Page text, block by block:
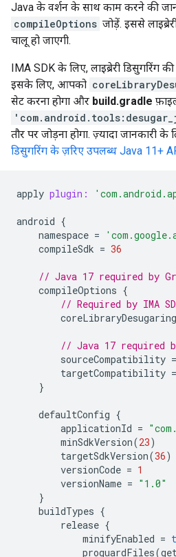
Java के वर्शन के साथ काम करने की
compileOptions जोड़ें. इससे
चालू हो जाएगी.
IMA SDK के लिए, लाइब्रेरी डिसुगरिंग की
इसके लिए, आपको
सेट करना होगा और build.gradle
तौर पर जोड़ना होगा. ज़्यादा जानकारी के
डिसुगरिंग के ज़रिए उपलब्ध Java 11+
apply plugin:
android {
namespace =
compileSdk = 36
// Java 17 required by
compileOptions {
// Required by IMA
// Java 17 required
sourceCompatibility =
targetCompatibility =
}
defaultConfig {
applicationId =
minSdkVersion(23)
targetSdkVersion(36)
versionCode = 1
versionName = "1.0"
}
buildTypes {
release {
minifyEnabled =
proguardFiles(